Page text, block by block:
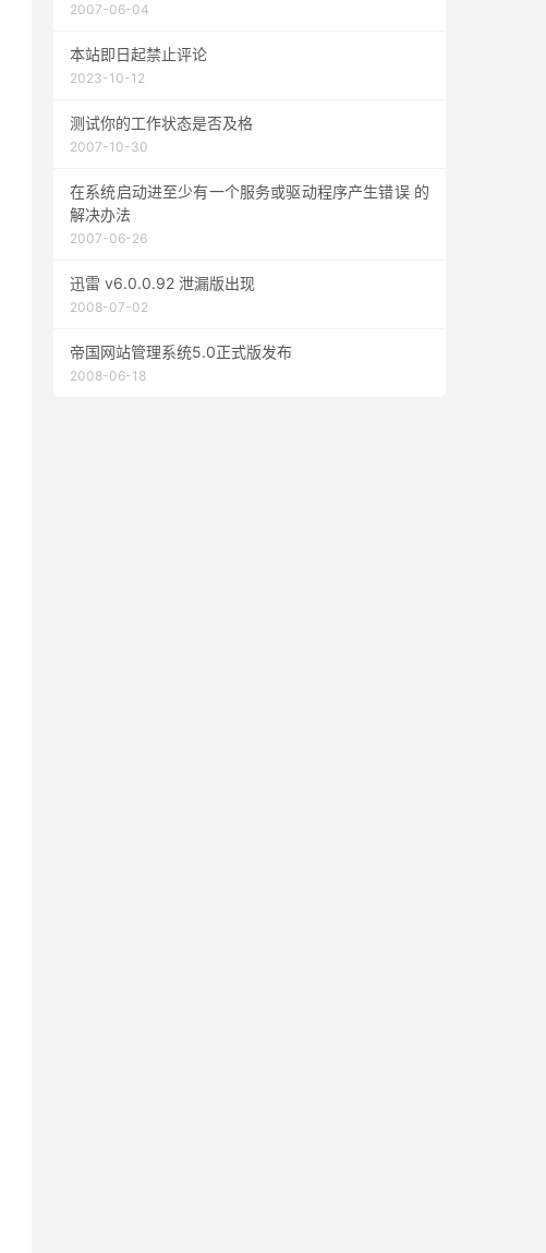
2007-06-04
本站即日起禁止评论
2023-10-12
测试你的工作状态是否及格
2007-10-30
在系统启动进至少有一个服务或驱动程序产生错误 的
解决办法
2007-06-26
迅雷 v6.0.0.92 泄漏版出现
2008-07-02
帝国网站管理系统5.0正式版发布
2008-06-18